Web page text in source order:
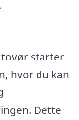
starter
hvor du kan
Dette